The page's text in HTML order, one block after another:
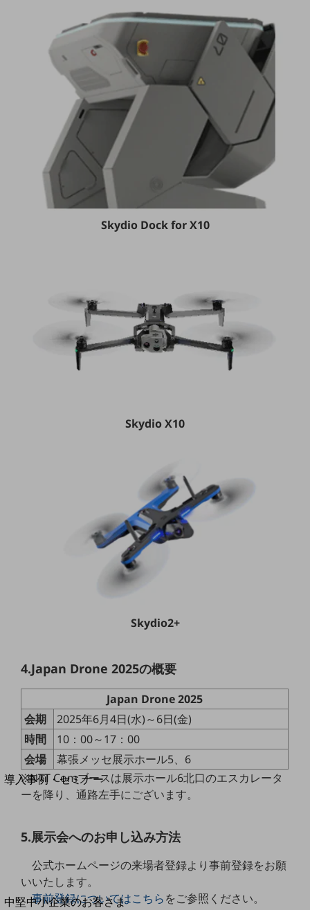
製造・建設業
キーワードで探す
法人向けスマホ・携帯に関する、
おすすめの機種、料金やサービスをご紹介
ビジネス向けスマートフォン
タフネススマートフォン
5G対応ホームルーター
通信モジュール製品
回線・ネットワーク
別ウィンドウで開きます
サービスをご利用中のお客さま
導入事例・セミナー
導入事例TOP
セミナー
開催・出展する各種セミナー、イベント情報をご紹介します
別ウィンドウで開きます
中堅中小企業のお客さま
Skydio Dock for X10
Skydio X10
Skydio2+
4.Japan Drone 2025の概要
Japan Drone 2025
会期
2025年6月4日(水)～6日(金)
時間
10：00～17：00
会場
幕張メッセ展示ホール5、6
※NTT Comブースは展示ホール6北口のエスカレータ
ーを降り、通路左手にございます。
5.展示会へのお申し込み方法
公式ホームページの来場者登録より事前登録をお願
いいたします。
事前登録についてはこちらをご参照ください。